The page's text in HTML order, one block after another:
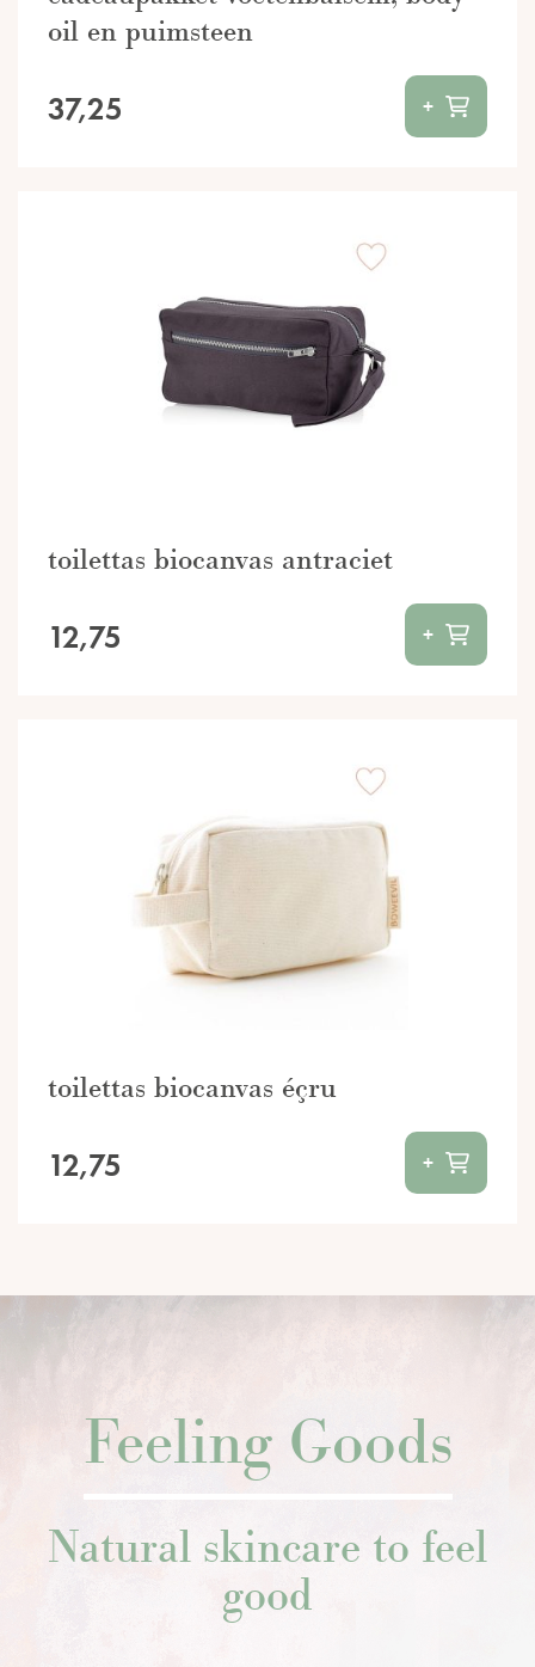
oil en puimsteen
37,25 +
toilettas biocanvas antraciet
12,75 +
toilettas biocanvas éçru
12,75 +
Feeling Goods
Natural skincare to feel
good